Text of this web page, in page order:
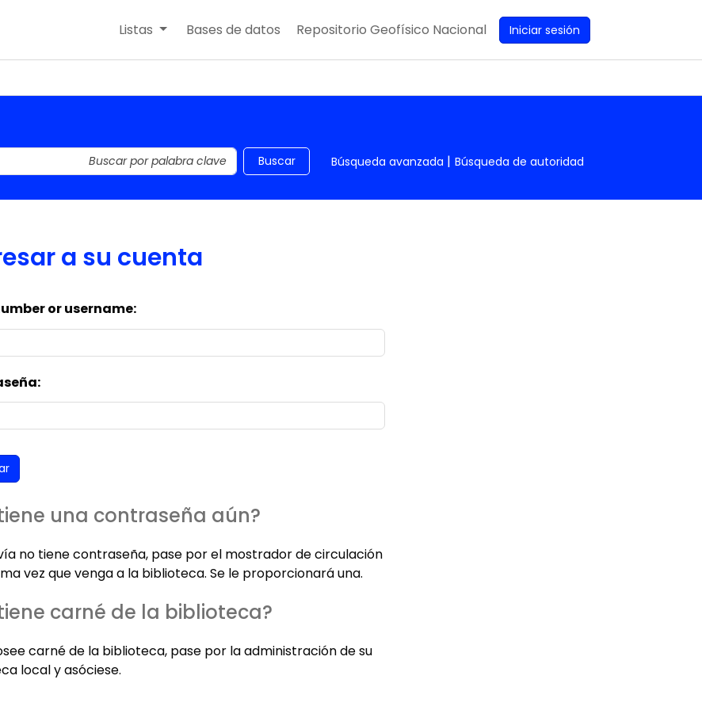
Listas Bases de datos Repositorio Geofísico Nacional Iniciar sesión
catálogo por palabra clave Buscar Búsqueda avanzada Búsqueda de autoridad
a su cuenta
or username:
una contraseña aún?
no tiene contraseña, pase por el mostrador de circulación
vez que venga a la biblioteca. Se le proporcionará una.
carné de la biblioteca?
carné de la biblioteca, pase por la administración de su
local y asóciese.